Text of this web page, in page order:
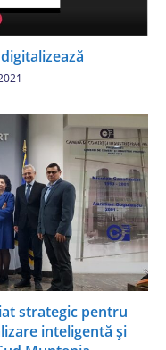
strategic pentru
inteligentă și